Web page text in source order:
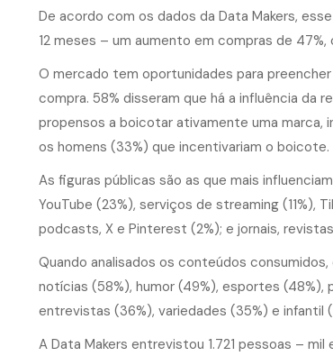
De acordo com os dados da Data Makers,
12 meses – um aumento em compras de
O mercado tem oportunidades para
compra. 58% disseram que há a influência da
propensos a boicotar ativamente uma marca,
os homens (33%) que incentivariam o boicote.
As figuras públicas são as que mais
YouTube (23%), serviços de streaming (11%),
podcasts, X e Pinterest (2%); e jornais, revistas
Quando analisados os conteúdos
notícias (58%), humor (49%), esportes (48%),
entrevistas (36%), variedades (35%) e infantil
A Data Makers entrevistou 1.721 pessoas –